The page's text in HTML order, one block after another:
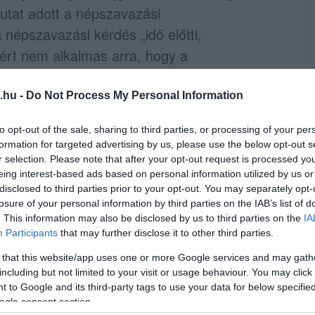
- Do Not Process My Personal Information
opt-out of the sale, sharing to third parties, or processing of your
for targeted advertising by us, please use the below opt-out
selection. Please note that after your opt-out request is processed
interest-based ads based on personal information utilized by us
to third parties prior to your opt-out. You may separately
of your personal information by third parties on the IAB’s list of
This information may also be disclosed by us to third parties on the
Participants that may further disclose it to other third parties.
that this website/app uses one or more Google services and may
but not limited to your visit or usage behaviour. You may
to Google and its third-party tags to use your data for below
consent section.
adott a népszavazási
kérdés „idő előtti,
nem alkalmas arra, hogy a
országgyűlési képviselő nyújtotta be,
Önkormányzata pályázatot nyújtson
játékok megrendezésére?
találta a kérdést, de a MOB és az
a népszavazás lebonyolítását.
számít egy alkotmánybírósági fordulóra,